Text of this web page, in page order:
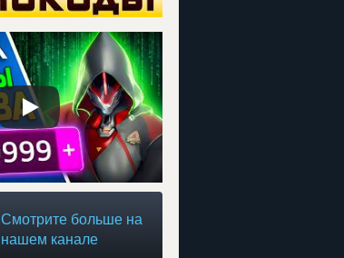
Смотрите больше на
нашем канале